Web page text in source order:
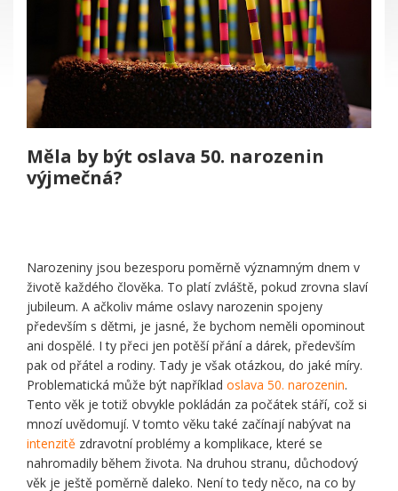
Měla by být oslava 50. narozenin
výjmečná?
Narozeniny jsou bezesporu poměrně významným dnem v
životě každého člověka. To platí zvláště, pokud zrovna slaví
jubileum. A ačkoliv máme oslavy narozenin spojeny
především s dětmi, je jasné, že bychom neměli opominout
ani dospělé. I ty přeci jen potěší přání a dárek, především
pak od přátel a rodiny. Tady je však otázkou, do jaké míry.
Problematická může být například oslava 50. narozenin.
Tento věk je totiž obvykle pokládán za počátek stáří, což si
mnozí uvědomují. V tomto věku také začínají nabývat na
intenzitě zdravotní problémy a komplikace, které se
nahromadily během života. Na druhou stranu, důchodový
věk je ještě poměrně daleko. Není to tedy něco, na co by